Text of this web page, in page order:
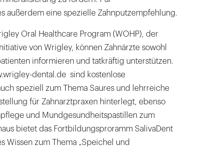
außerdem eine spezielle Zahnputzempfehlung.
Oral Healthcare Program (WOHP), der
von Wrigley, können Zahnärzte sowohl
informieren und tatkräftig unterstützen.
dental.de sind kostenlose
speziell zum Thema Saures und lehrreiche
für Zahnarztpraxen hinterlegt, ebenso
und Mundgesundheitspastillen zum
bietet das Fortbildungsproramm SalivaDent
Wissen zum Thema „Speichel und